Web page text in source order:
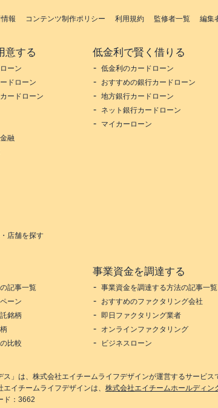
報 コンテンツ制作ポリシー 利用規約 監修者一覧 編集
意する
ーン
ドローン
ードローン
融
店舗を探す
低金利で賢く借りる
低金利のカードローン
おすすめの銀行カードローン
地方銀行カードローン
ネット銀行カードローン
マイカーローン
記事一覧
ーン
銘柄
比較
事業資金を調達する
事業資金を調達する方法の記事一覧
おすすめのファクタリング会社
即日ファクタリング業者
オンラインファクタリング
ビジネスローン
ス 」は、 株式会社エイチームライフデザインが運営するサービス
エイチームライフデザインは、 株式会社エイチームホールディン
ド：3662